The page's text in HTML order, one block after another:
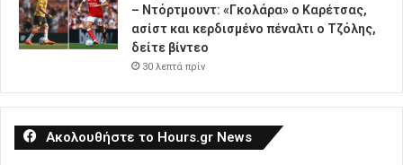
– Ντόρτμουντ: «Γκολάρα» ο Καρέτσας,
ασίστ και κερδισμένο πέναλτι ο Τζόλης,
δείτε βίντεο
30 λεπτά πρίν
Ακολουθήστε το Hours.gr News